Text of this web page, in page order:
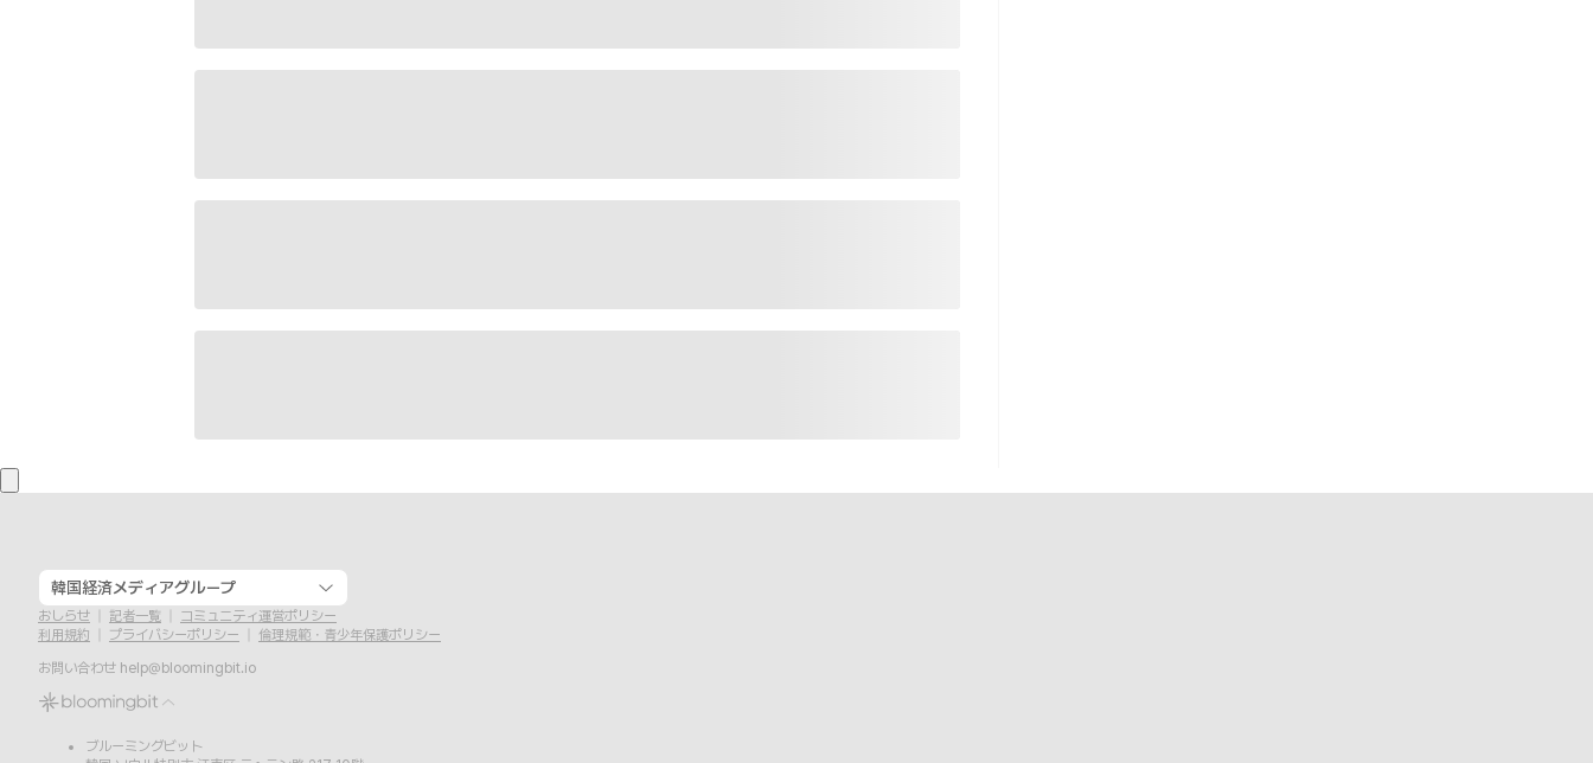
韓国経済メディアグループ
おしらせ 記者一覧
コミュニティ運営ポリシー
利用規約
プライバシーポリシー
倫理規範・青少年保護ポリシー
お問い合わせ help@bloomingbit.io
ブルーミングビット